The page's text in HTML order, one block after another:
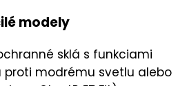
modely
sklá s funkciami
proti modrému svetlu alebo